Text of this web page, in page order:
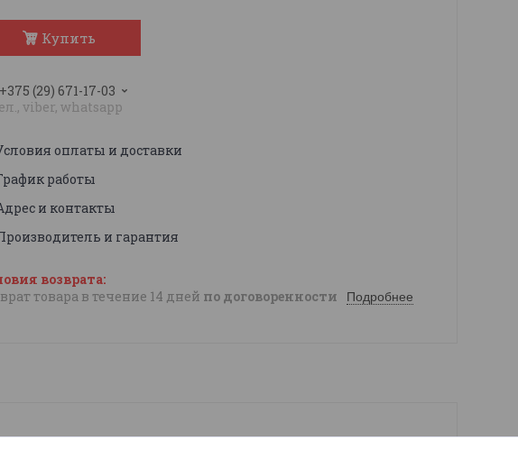
Купить
+375 (29) 671-17-03
viber, whatsapp
оплаты и доставки
работы
и контакты
и гарантия
товара в течение 14 дней по договоренности Подробнее